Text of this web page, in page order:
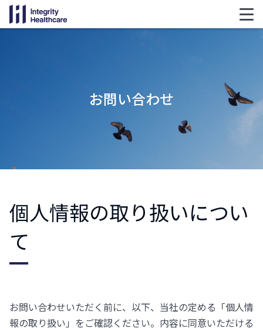
お問い合わせ
個人情報の取り扱いについ
て
お問い合わせいただく前に、以下、当社の定める「個人情
報の取り扱い」をご確認ください。内容に同意いただける